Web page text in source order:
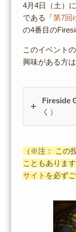
4月4日（土）
である「第7回
の4番目の
このイベント
興味がある方
Fireside
く）
（※注： この
こともありま
サイト を必ず